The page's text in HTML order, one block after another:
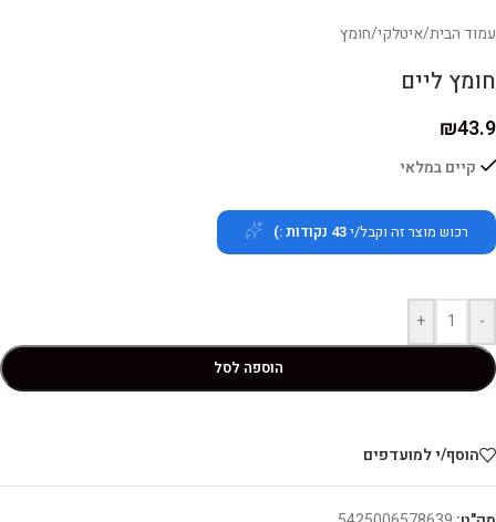
עמוד הבית/איטלקי/חומץ
חומץ ליים
₪43.9
קיים במלאי
רכוש מוצר זה וקבל/י43 נקודות :)
-
+
הוספה לסל
הוסף/י למועדפים